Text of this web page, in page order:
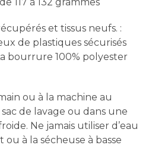
et tissus neufs. :
de plastiques sécurisés
bourrure 100% polyester
ou à la machine au
de lavage ou dans une
Ne jamais utiliser d’eau
ou à la sécheuse à basse